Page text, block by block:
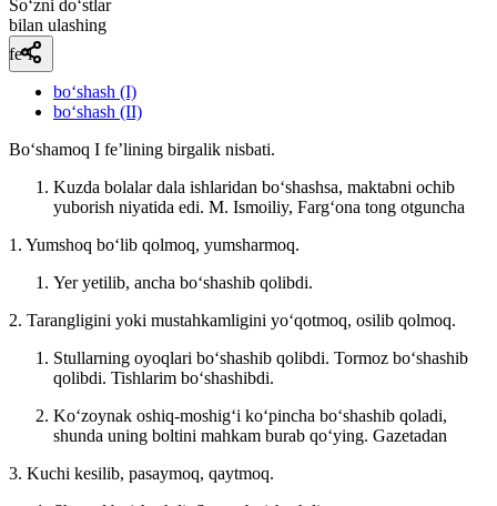
So‘zni do‘stlar
bilan ulashing
fe’l
bo‘shash (I)
bo‘shash (II)
Boʻshamoq I feʼlining birgalik nisbati.
Kuzda bolalar dala ishlaridan boʻshashsa, maktabni ochib
yuborish niyatida edi. M. Ismoiliy, Fargʻona tong otguncha
1. Yumshoq boʻlib qolmoq, yumsharmoq.
Yer yetilib, ancha boʻshashib qolibdi.
2. Tarangligini yoki mustahkamligini yoʻqotmoq, osilib qolmoq.
Stullarning oyoqlari boʻshashib qolibdi. Tormoz boʻshashib
qolibdi. Tishlarim boʻshashibdi.
Koʻzoynak oshiq-moshigʻi koʻpincha boʻshashib qoladi,
shunda uning boltini mahkam burab qoʻying. Gazetadan
3. Kuchi kesilib, pasaymoq, qaytmoq.